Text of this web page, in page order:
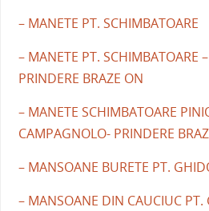
– MANETE PT. SCHIMBATOARE
– MANETE PT. SCHIMBATOARE
PRINDERE BRAZE ON
– MANETE SCHIMBATOARE
CAMPAGNOLO- PRINDERE
– MANSOANE BURETE PT.
– MANSOANE DIN CAUCIUC PT.